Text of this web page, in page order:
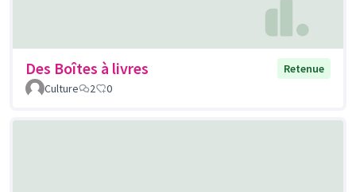
Des Boîtes à livres
Retenue
Culture
2 0